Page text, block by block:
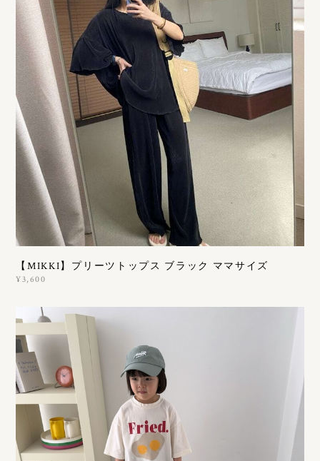
【MIKKI】プリーツトップス ブラック ママサイズ
¥3,600